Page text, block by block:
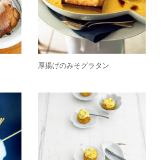
厚揚げのみそグラタン